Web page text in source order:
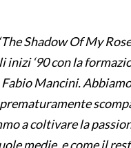
Shadow Of My
‘90 con la
Fabio Mancini.
a coltivare la
medie, e come il